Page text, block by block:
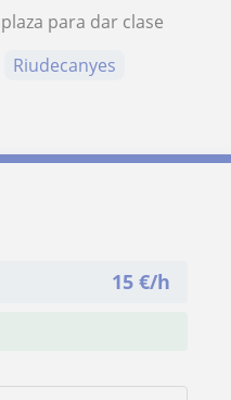
para dar clase
Riudecanyes
15 €/h